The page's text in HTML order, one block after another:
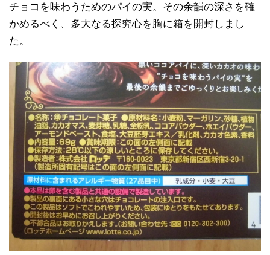
チョコを味わうためのパイの実。その余韻の深さを確
かめるべく、多大なる探究心を胸に箱を開封しまし
た。